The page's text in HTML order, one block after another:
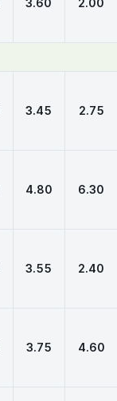
3.60 2.00
3.45 2.75
4.80 6.30
3.55 2.40
3.75 4.60